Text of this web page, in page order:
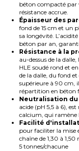
béton compacté par
résistance accrue.
Épaisseur des
fond de 15 cm et un
sa longévité.
béton par an,
Résistance à la
au-dessus de la
HLE soudé rond et
de la dalle, du fond
supérieure à 90 cm,
répartition en béton
Neutralisation du
acide (pH 5,5 à 6),
calcium, qui ramène
Facilité
pour faciliter la mise
chaîne de 1,30 à
5 tonnes/chacune